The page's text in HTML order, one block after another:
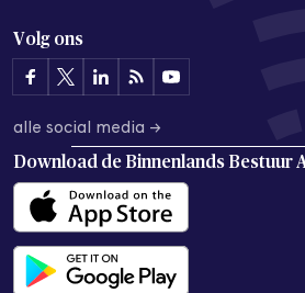
Volg ons
alle social media →
Download de Binnenlands Bestuur